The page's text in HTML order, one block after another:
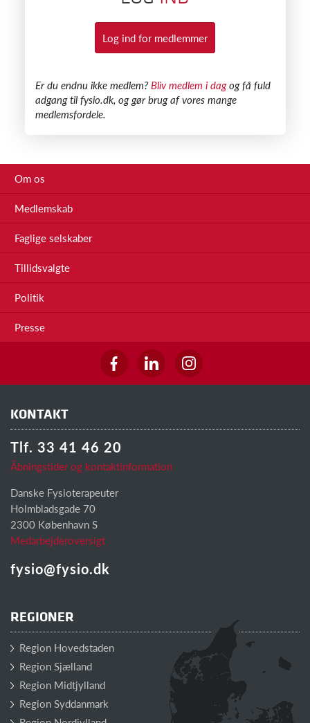
Log ind for medlemmer
​Er du endnu ikke medlem? Bliv medlem i dagog få fuld
adgang til fysio.dk, og gør brug af vores mange
medlemsfordele.
Om os
Medlemskab
Faglige selskaber
Tillidsvalgte
Politik
Presse
KONTAKT
Tlf. 33 41 46 20
Åbningstider og kontaktinformation
Danske Fysioterapeuter
Holmbladsgade 70
2300 København S
Medarbejderoversigt
fysio@fysio.dk
REGIONER
Region Hovedstaden
Region Sjælland
Region Midtjylland
Region Syddanmark